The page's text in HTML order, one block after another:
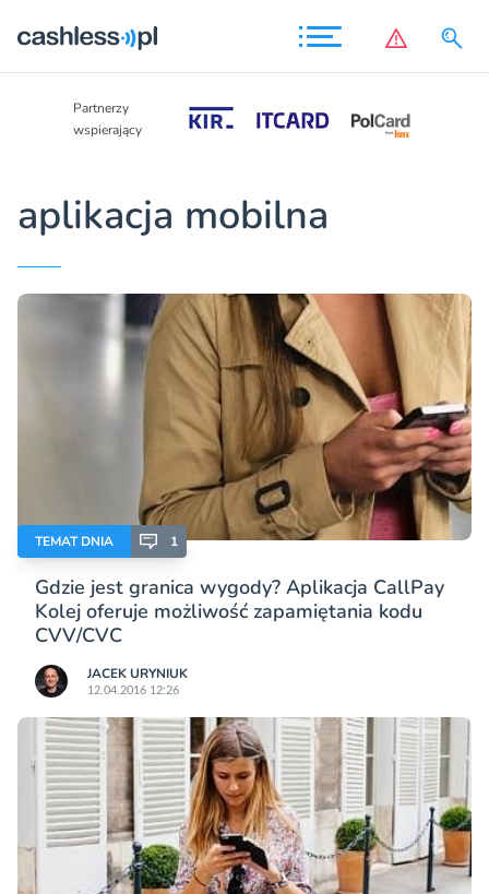
Partnerzy
wspierający
aplikacja mobilna
TEMAT DNIA 1
Gdzie jest granica wygody? Aplikacja CallPay
Kolej oferuje możliwość zapamiętania kodu
CVV/CVC
JACEK URYNIUK
12.04.2016 12:26